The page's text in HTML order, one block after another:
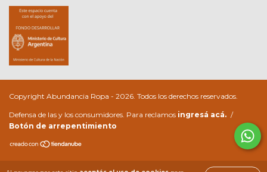
Copyright Abundancia Ropa - 2026. Todos los derechos reservados.
Defensa de las y los consumidores. Para reclamos ingresá acá. /
Botón de arrepentimiento